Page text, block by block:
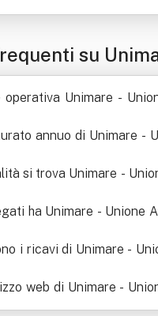
su
Marittimi Srl
Unimare -
annuo di Unimare -
si trova Unimare -
ha Unimare - Unione
i ricavi di Unimare -
web di Unimare -